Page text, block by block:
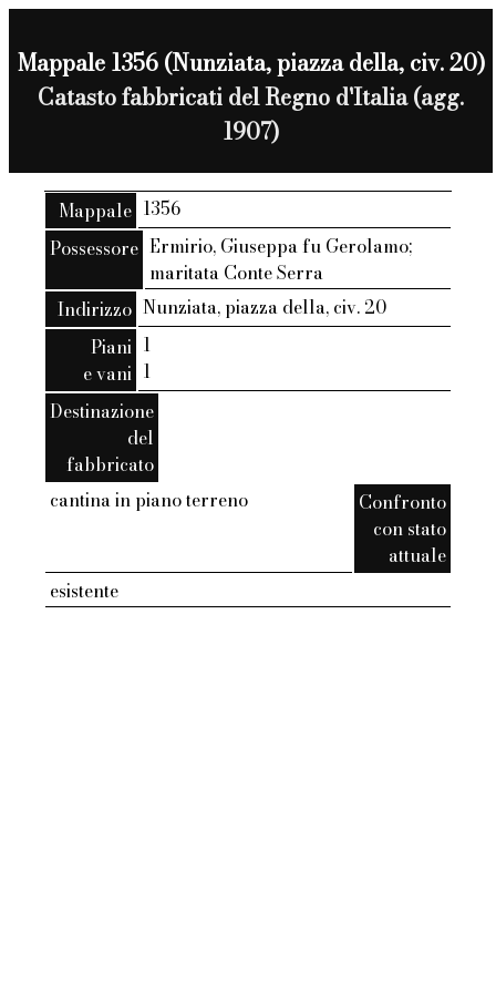
Mappale 1356 (Nunziata, piazza della, civ. 20)
Catasto fabbricati del Regno d'Italia (agg.
1907)
Mappale 1356
Possessore Ermirio, Giuseppa fu Gerolamo;
maritata Conte Serra
Indirizzo Nunziata, piazza della, civ. 20
Piani
e vani
1
1
Destinazione
del
fabbricato
cantina in piano terreno
Confronto
con stato
attuale
esistente